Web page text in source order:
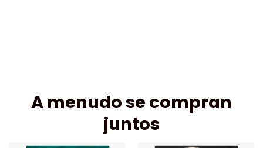
A menudo se compran
juntos